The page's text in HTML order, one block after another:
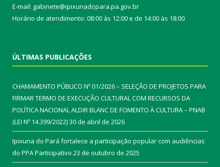
E-mail: gabinete@ipixunadopara.pa.gov.br
Horário de atendimento: 08:00 às 12:00 e de 14:00 às 18:00
ÚLTIMAS PUBLICAÇÕES
CHAMAMENTO PÚBLICO Nº 01/2026 – SELEÇÃO DE PROJETOS PARA
FIRMAR TERMO DE EXECUÇÃO CULTURAL COM RECURSOS DA
POLÍTICA NACIONAL ALDIR BLANC DE FOMENTO À CULTURA – PNAB
(LEI Nº 14.399/2022)30 de abril de 2026
Ipixuna do Pará fortalece a participação popular com audiências
do PPA Participativo 23 de outubro de 2025